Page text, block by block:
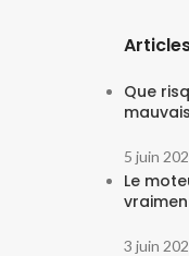
Que
5 juin
Le
3 juin